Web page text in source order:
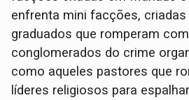
enfrenta mini facções,
graduados que romperam
conglomerados do crime
como aqueles pastores que
líderes religiosos para